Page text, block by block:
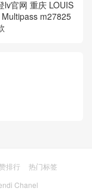
lv官网 重庆 LOUIS
m27825
排行
热门标签
Chanel